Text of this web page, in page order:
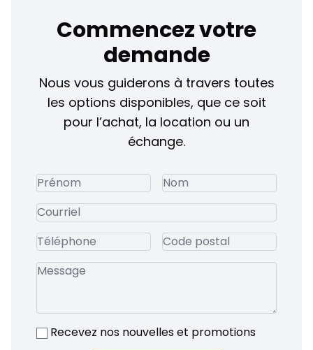
Commencez votre
demande
Nous vous guiderons à travers toutes
les options disponibles, que ce soit
pour l’achat, la location ou un
échange.
Recevez nos nouvelles et promotions